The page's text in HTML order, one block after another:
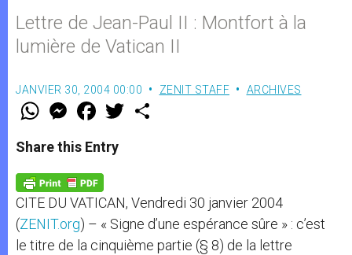
Lettre de Jean-Paul II : Montfort à la
lumière de Vatican II
JANVIER 30, 2004 00:00 ZENIT STAFF ARCHIVES
W
t
s
p
p
M
e
s
e
g
e
r
F
a
e
b
o
k
w
Share this Entry
CITE DU VATICAN, Vendredi 30 janvier 2004
(ZENIT.org) – « Signe d’une espérance sûre » : c’est
le titre de la cinquième partie (§ 8) de la lettre